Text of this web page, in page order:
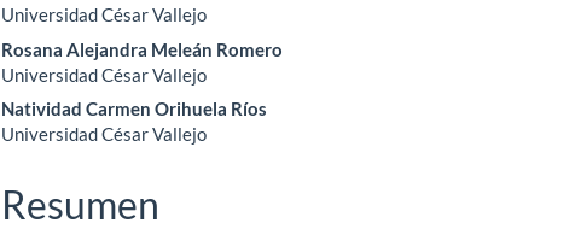
del
artículo
Universidad César Vallejo
Rosana Alejandra Meleán Romero
Universidad César Vallejo
Natividad Carmen Orihuela Ríos
Universidad César Vallejo
Resumen